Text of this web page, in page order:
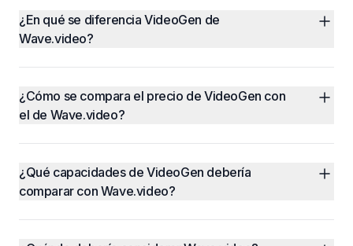
¿En qué se diferencia VideoGen de
Wave.video?
¿Cómo se compara el precio de VideoGen con
el de Wave.video?
¿Qué capacidades de VideoGen debería
comparar con Wave.video?